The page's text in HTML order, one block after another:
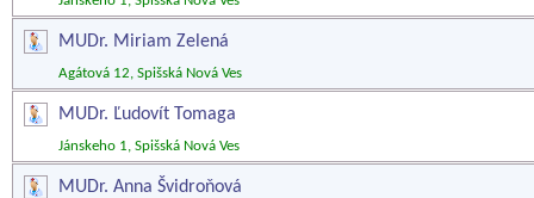
MUDr. Miriam Zelená
Agátová 12, Spišská Nová Ves
MUDr. Ľudovít Tomaga
Jánskeho 1, Spišská Nová Ves
MUDr. Anna Švidroňová